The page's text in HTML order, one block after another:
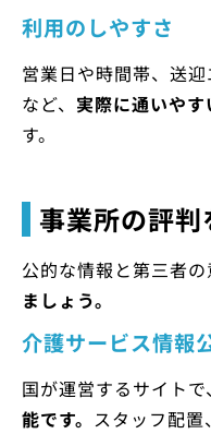
利用のしやすさ
営業日や時間帯、送
など、 実際に通いやす
す。
事業所の評
公的な情報と第三者の
ましょう。
介護サービス情報
国が運営するサイトで、
能です。 スタッフ配